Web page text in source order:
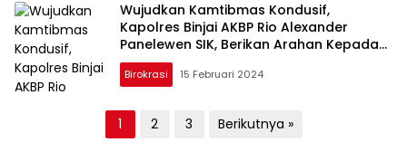
Wujudkan Kamtibmas Kondusif,
Kapolres Binjai AKBP Rio Alexander
Panelewen SIK, Berikan Arahan Kepada
Tim Personel
Birokrasi 15 Februari 2024
1 2 3 Berikutnya »